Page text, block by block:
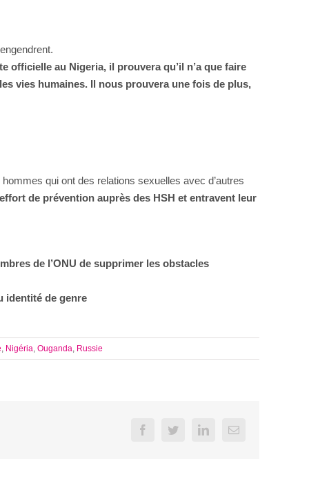
officielle au Nigeria, il prouvera qu’il n’a que faire
vies humaines. Il nous prouvera une fois de plus,
qui ont des relations sexuelles avec d’autres
de prévention auprès des HSH et entravent leur
de l’ONU de supprimer les obstacles
identité de genre
Nigéria Ouganda Russie
FacebookTwitterLinkedInEmail